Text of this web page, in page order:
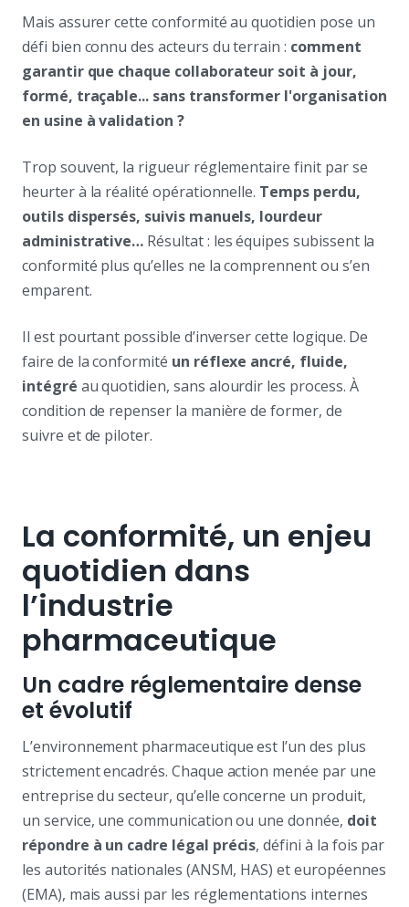
Mais assurer cette conformité au quotidien pose un
défi bien connu des acteurs du terrain : comment
garantir que chaque collaborateur soit à jour,
formé, traçable... sans transformer l'organisation
en usine à validation ?
Trop souvent, la rigueur réglementaire finit par se
heurter à la réalité opérationnelle. Temps perdu,
outils dispersés, suivis manuels, lourdeur
administrative… Résultat : les équipes subissent la
conformité plus qu’elles ne la comprennent ou s’en
emparent.
Il est pourtant possible d’inverser cette logique. De
faire de la conformité un réflexe ancré, fluide,
intégré au quotidien, sans alourdir les process. À
condition de repenser la manière de former, de
suivre et de piloter.
La conformité, un enjeu
quotidien dans
l’industrie
pharmaceutique
Un cadre réglementaire dense
et évolutif
L’environnement pharmaceutique est l’un des plus
strictement encadrés. Chaque action menée par une
entreprise du secteur, qu’elle concerne un produit,
un service, une communication ou une donnée, doit
répondre à un cadre légal précis, défini à la fois par
les autorités nationales (ANSM, HAS) et européennes
(EMA), mais aussi par les réglementations internes